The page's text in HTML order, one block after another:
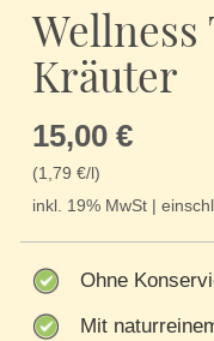
der
Bildergalerie
springen
Kräuter
15,00 €
(1,79 €/l)
inkl. 19% MwSt |
Ohne
Mit